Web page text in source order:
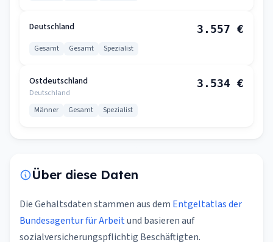
Deutschland 3.557 €
Gesamt Gesamt Spezialist
Ostdeutschland
Deutschland
3.534 €
Männer Gesamt Spezialist
Über diese Daten
Die Gehaltsdaten stammen aus dem Entgeltatlas der
Bundesagentur für Arbeitund basieren auf
sozialversicherungspflichtig Beschäftigten.